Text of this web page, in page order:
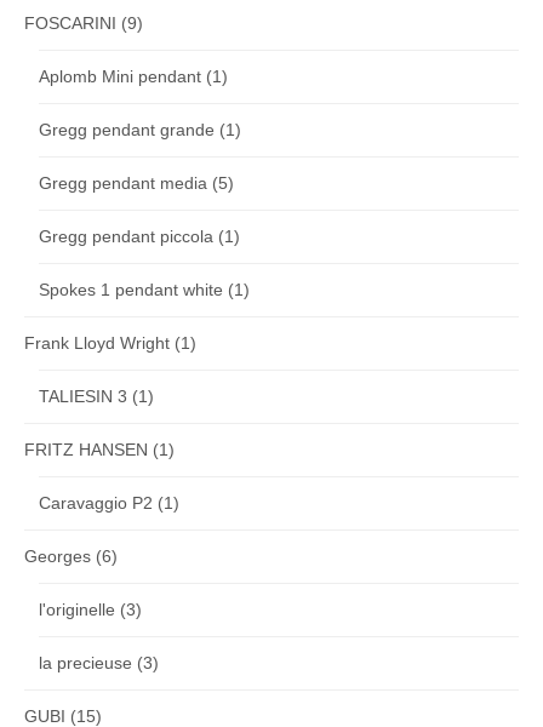
FOSCARINI (9)
Aplomb Mini pendant (1)
Gregg pendant grande (1)
Gregg pendant media (5)
Gregg pendant piccola (1)
Spokes 1 pendant white (1)
Frank Lloyd Wright (1)
TALIESIN 3 (1)
FRITZ HANSEN (1)
Caravaggio P2 (1)
Georges (6)
l'originelle (3)
la precieuse (3)
GUBI (15)